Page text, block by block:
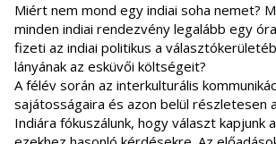
Miért nem mond egy indiai soha nemet?
minden indiai rendezvény legalább egy
fizeti az indiai politikus a
lányának az esküvői költségeit?
A félév során az interkulturális
sajátosságaira és azon belül részletesen
Indiára fókuszálunk, hogy választ kapjunk